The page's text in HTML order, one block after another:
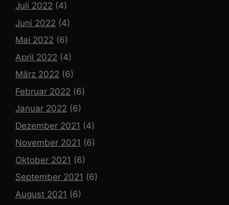
Juli 2022 (4)
Juni 2022 (4)
Mai 2022 (6)
April 2022 (4)
März 2022 (6)
Februar 2022 (6)
Januar 2022 (6)
Dezember 2021 (4)
November 2021 (6)
Oktober 2021 (6)
September 2021 (6)
August 2021 (6)